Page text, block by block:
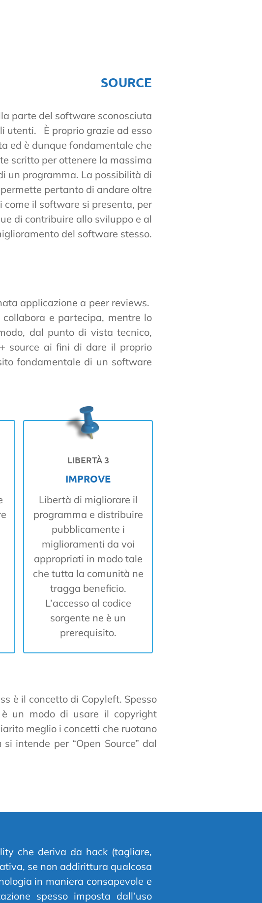
SOURCE
parte del software sconosciuta
utenti. È proprio grazie ad esso
ed è dunque fondamentale che
scritto per ottenere la massima
un programma. La possibilità di
pertanto di andare oltre
come il software si presenta, per
di contribuire allo sviluppo e al
del software stesso.
applicazione a peer reviews.
e partecipa, mentre lo
dal punto di vista tecnico,
source ai fini di dare il proprio
fondamentale di un software
LIBERTÀ 3
IMPROVE
Libertà di migliorare il
programma e distribuire
pubblicamente i
miglioramenti da voi
appropriati in modo tale
che tutta la comunità ne
tragga beneficio.
L’accesso al codice
sorgente ne è un
prerequisito.
è il concetto di Copyleft. Spesso
un modo di usare il copyright
meglio i concetti che ruotano
intende per “Open Source” dal
che deriva da hack (tagliare,
se non addirittura qualcosa
in maniera consapevole e
spesso imposta dall’uso